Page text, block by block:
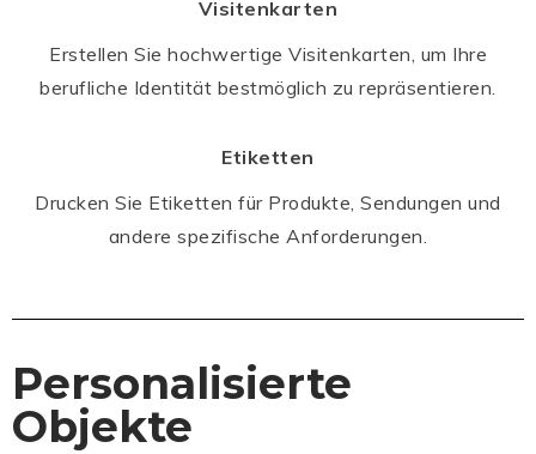
Visitenkarten
Erstellen Sie hochwertige Visitenkarten, um Ihre
berufliche Identität bestmöglich zu repräsentieren.
Etiketten
Drucken Sie Etiketten für Produkte, Sendungen und
andere spezifische Anforderungen.
Personalisierte
Objekte